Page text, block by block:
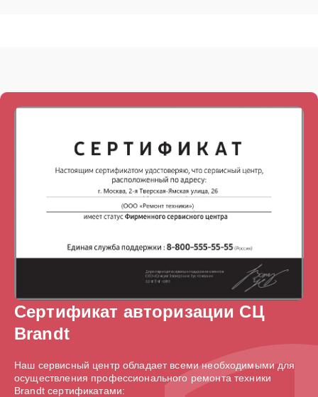
Сертификат авторизации СЦ
Brandt
Наш сервисный центр обладает всеми необходимыми для
осуществления профессионального ремонта техники
Brandt сертификатами: